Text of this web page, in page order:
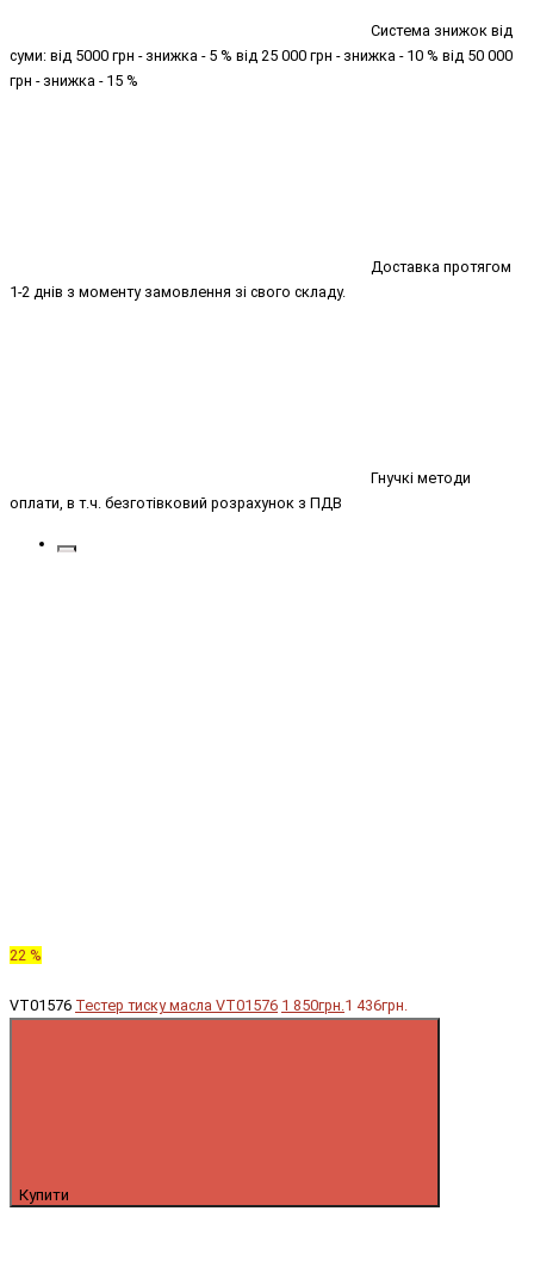
Система знижок від
суми: від 5000 грн - знижка - 5 % від 25 000 грн - знижка - 10 % від 50 000
грн - знижка - 15 %
Доставка протягом
1-2 днів з моменту замовлення зі свого складу.
Гнучкі методи
оплати, в т.ч. безготівковий розрахунок з ПДВ
22 %
VT01576 Тестер тиску масла VT01576 1 850грн.1 436грн.
Купити